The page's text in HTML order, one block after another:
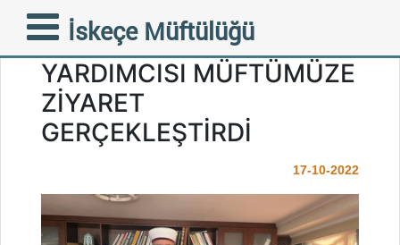
İskeçe Müftülüğü
MUSTAFÇOVCA ESKİ
BELEDİYE BAŞKAN
YARDIMCISI MÜFTÜMÜZE
ZİYARET
GERÇEKLEŞTİRDİ
17-10-2022